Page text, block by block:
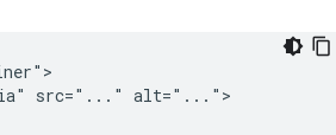
src="..." alt="...">